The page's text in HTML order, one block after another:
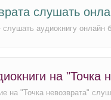
слушать
слушать аудиокнигу
на "Точка
на "Точка невозврата"